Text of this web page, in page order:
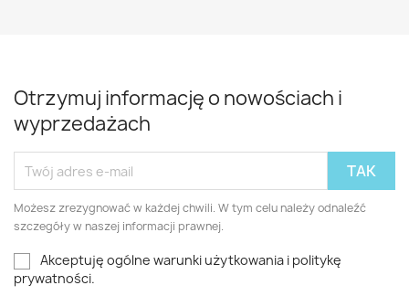
Otrzymuj informację o nowościach i
wyprzedażach
Możesz zrezygnować w każdej chwili. W tym celu należy odnaleźć
szczegóły w naszej informacji prawnej.
Akceptuję ogólne warunki użytkowania i politykę
prywatności.